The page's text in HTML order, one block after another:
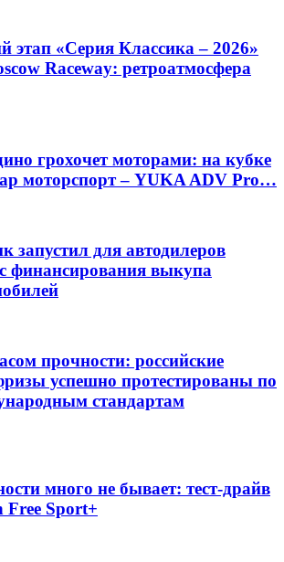
этап «Серия Классика – 2026»
Raceway: ретроатмосфера
грохочет моторами: на кубке
моторспорт – YUKA ADV Pro…
запустил для автодилеров
финансирования выкупа
прочности: российские
успешно протестированы по
стандартам
много не бывает: тест-драйв
Free Sport+